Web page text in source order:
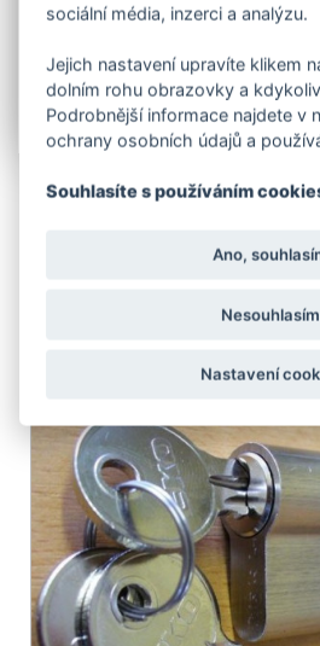
Dveře vyrábíme také v atypických
UPOZORNĚNÍ: LAKOVANÉ
OBDRŽENÍ VYBALIT Z
sociální média, inzerci a analýzu.
Jejich nastavení upravíte klikem
dolním rohu obrazovky a
Podrobnější informace najdete v
ochrany osobních údajů a
Souhlasíte s používáním
Ano,
Nesouhlasím
Nastavení